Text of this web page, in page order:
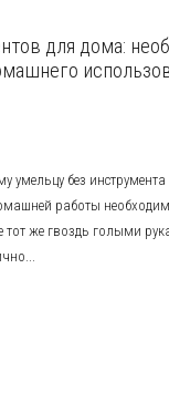
для дома:
умельцу без инструмента
работы
тот же гвоздь голыми